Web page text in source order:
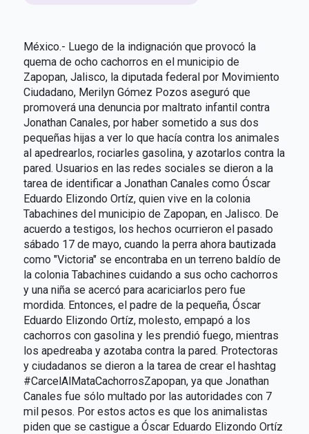
México.- Luego de la indignación que provocó la
quema de ocho cachorros en el municipio de
Zapopan, Jalisco, la diputada federal por Movimiento
Ciudadano, Merilyn Gómez Pozos aseguró que
promoverá una denuncia por maltrato infantil contra
Jonathan Canales, por haber sometido a sus dos
pequeñas hijas a ver lo que hacía contra los animales
al apedrearlos, rociarles gasolina, y azotarlos contra la
pared. Usuarios en las redes sociales se dieron a la
tarea de identificar a Jonathan Canales como Óscar
Eduardo Elizondo Ortíz, quien vive en la colonia
Tabachines del municipio de Zapopan, en Jalisco. De
acuerdo a testigos, los hechos ocurrieron el pasado
sábado 17 de mayo, cuando la perra ahora bautizada
como "Victoria" se encontraba en un terreno baldío de
la colonia Tabachines cuidando a sus ocho cachorros
y una niña se acercó para acariciarlos pero fue
mordida. Entonces, el padre de la pequeña, Óscar
Eduardo Elizondo Ortíz, molesto, empapó a los
cachorros con gasolina y les prendió fuego, mientras
los apedreaba y azotaba contra la pared. Protectoras
y ciudadanos se dieron a la tarea de crear el hashtag
#CarcelAlMataCachorrosZapopan, ya que Jonathan
Canales fue sólo multado por las autoridades con 7
mil pesos. Por estos actos es que los animalistas
piden que se castigue a Óscar Eduardo Elizondo Ortíz